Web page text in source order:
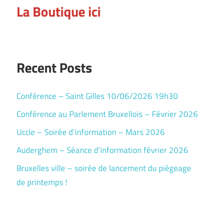
La Boutique ici
Recent Posts
Conférence – Saint Gilles 10/06/2026 19h30
Conférence au Parlement Bruxellois – Février 2026
Uccle – Soirée d’information – Mars 2026
Auderghem – Séance d’information février 2026
Bruxelles ville – soirée de lancement du piégeage
de printemps !